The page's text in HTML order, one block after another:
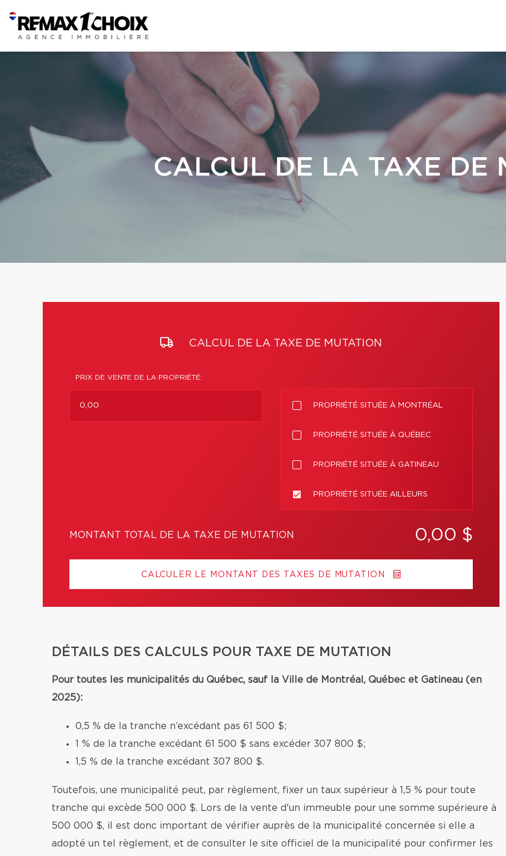
CALCUL DE LA TAXE DE
CALCUL DE LA TAXE DE MUTATION
PRIX DE VENTE DE LA PROPRIÉTÉ:
PROPRIÉTÉ SITUÉE À MONTRÉAL
PROPRIÉTÉ SITUÉE À QUÉBEC
PROPRIÉTÉ SITUÉE À GATINEAU
PROPRIÉTÉ SITUÉE AILLEURS
MONTANT TOTAL DE LA TAXE DE MUTATION 0,00 $
CALCULER LE MONTANT DES TAXES DE MUTATION
DÉTAILS DES CALCULS POUR TAXE DE MUTATION
Pour toutes les municipalités du Québec, sauf la Ville de Montréal, Québec et Gatineau (en
2025):
0,5 % de la tranche n’excédant pas 61 500 $;
1 % de la tranche excédant 61 500 $ sans excéder 307 800 $;
1,5 % de la tranche excédant 307 800 $.
Toutefois, une municipalité peut, par règlement, fixer un taux supérieur à 1,5 % pour toute
tranche qui excède 500 000 $. Lors de la vente d'un immeuble pour une somme supérieure à
500 000 $, il est donc important de vérifier auprès de la municipalité concernée si elle a
adopté un tel règlement, et de consulter le site officiel de la municipalité pour confirmer les